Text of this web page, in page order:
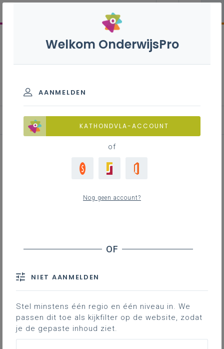
Lesidee: Mode Matters
REFLECTIE
Is mode belangrijk voor jou? Sta je uren
voor de spiegel of neem je het eerste, het
beste uit de kast?
Welke connectie is er tussen mode en
Welkom OnderwijsPro
AANMELDEN
KATHONDVLA-ACCOUNT
of
Nog geen account?
NIET AANMELDEN
Stel minstens één regio en één niveau in. We
passen dit toe als kijkfilter op de website, zodat
je de gepaste inhoud ziet.